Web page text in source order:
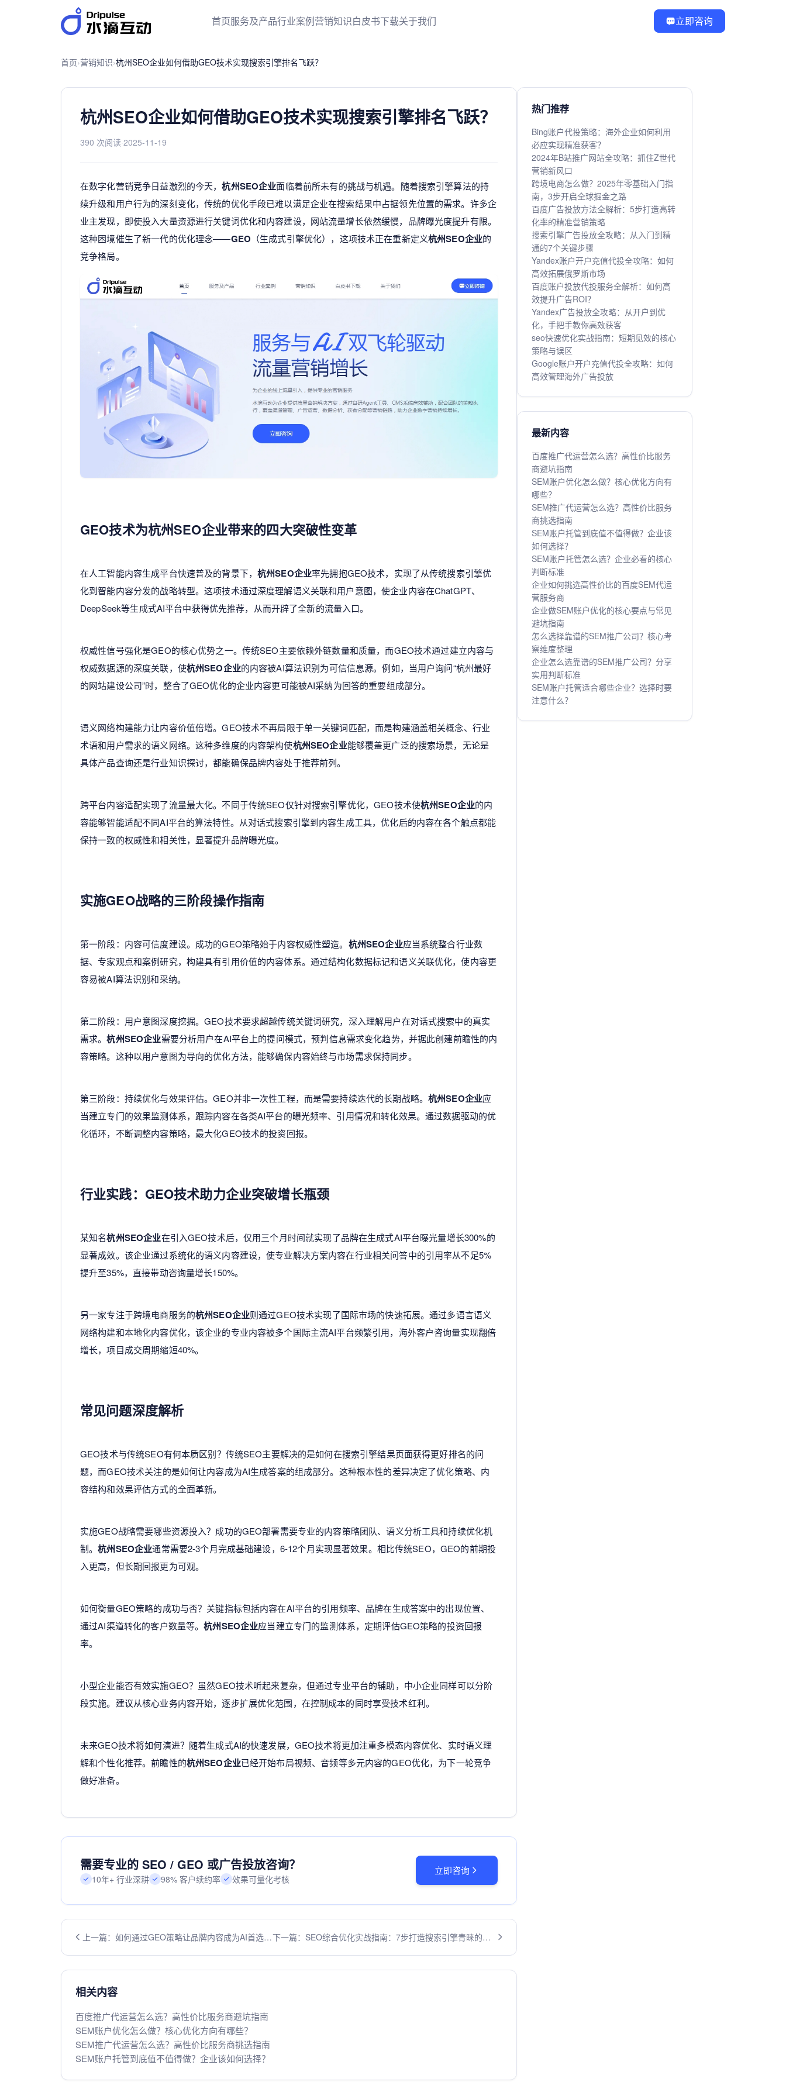
首页服务及产品行业案例营销知识白皮书下载关于我们 立即咨询
首页›营销知识›杭州SEO企业如何借助GEO技术实现搜索引擎排名飞跃？
杭州SEO企业如何借助GEO技术实现搜索引擎排名飞跃？
390 次阅读 2025-11-19
在数字化营销竞争日益激烈的今天，杭州SEO企业面临着前所未有的挑战与机遇。随着搜索引擎算法的持
续升级和用户行为的深刻变化，传统的优化手段已难以满足企业在搜索结果中占据领先位置的需求。许多企
业主发现，即使投入大量资源进行关键词优化和内容建设，网站流量增长依然缓慢，品牌曝光度提升有限。
这种困境催生了新一代的优化理念——GEO （生成式引擎优化），这项技术正在重新定义杭州SEO企业的
竞争格局。
GEO技术为杭州SEO企业带来的四大突破性变革
在人工智能内容生成平台快速普及的背景下， 杭州SEO企业率先拥抱GEO技术，实现了从传统搜索引擎优
化到智能内容分发的战略转型。这项技术通过深度理解语义关联和用户意图，使企业内容在ChatGPT、
DeepSeek等生成式AI平台中获得优先推荐，从而开辟了全新的流量入口。
权威性信号强化是GEO的核心优势之一。传统SEO主要依赖外链数量和质量，而GEO技术通过建立内容与
权威数据源的深度关联，使杭州SEO企业的内容被AI算法识别为可信信息源。例如，当用户询问“杭州最好
的网站建设公司”时，整合了GEO优化的企业内容更可能被AI采纳为回答的重要组成部分。
语义网络构建能力让内容价值倍增。GEO技术不再局限于单一关键词匹配，而是构建涵盖相关概念、行业
术语和用户需求的语义网络。这种多维度的内容架构使杭州SEO企业能够覆盖更广泛的搜索场景，无论是
具体产品查询还是行业知识探讨，都能确保品牌内容处于推荐前列。
跨平台内容适配实现了流量最大化。不同于传统SEO仅针对搜索引擎优化，GEO技术使杭州SEO企业的内
容能够智能适配不同AI平台的算法特性。从对话式搜索引擎到内容生成工具，优化后的内容在各个触点都能
保持一致的权威性和相关性，显著提升品牌曝光度。
实施GEO战略的三阶段操作指南
第一阶段：内容可信度建设。成功的GEO策略始于内容权威性塑造。 杭州SEO企业应当系统整合行业数
据、专家观点和案例研究，构建具有引用价值的内容体系。通过结构化数据标记和语义关联优化，使内容更
容易被AI算法识别和采纳。
第二阶段：用户意图深度挖掘。GEO技术要求超越传统关键词研究，深入理解用户在对话式搜索中的真实
需求。杭州SEO企业需要分析用户在AI平台上的提问模式，预判信息需求变化趋势，并据此创建前瞻性的内
容策略。这种以用户意图为导向的优化方法，能够确保内容始终与市场需求保持同步。
第三阶段：持续优化与效果评估。GEO并非一次性工程，而是需要持续迭代的长期战略。 杭州SEO企业应
当建立专门的效果监测体系，跟踪内容在各类AI平台的曝光频率、引用情况和转化效果。通过数据驱动的优
化循环，不断调整内容策略，最大化GEO技术的投资回报。
行业实践：GEO技术助力企业突破增长瓶颈
某知名杭州SEO企业在引入GEO技术后，仅用三个月时间就实现了品牌在生成式AI平台曝光量增长300%的
显著成效。该企业通过系统化的语义内容建设，使专业解决方案内容在行业相关问答中的引用率从不足5%
提升至35%，直接带动咨询量增长150%。
另一家专注于跨境电商服务的杭州SEO企业则通过GEO技术实现了国际市场的快速拓展。通过多语言语义
网络构建和本地化内容优化，该企业的专业内容被多个国际主流AI平台频繁引用，海外客户咨询量实现翻倍
增长，项目成交周期缩短40%。
常见问题深度解析
GEO技术与传统SEO有何本质区别？传统SEO主要解决的是如何在搜索引擎结果页面获得更好排名的问
题，而GEO技术关注的是如何让内容成为AI生成答案的组成部分。这种根本性的差异决定了优化策略、内
容结构和效果评估方式的全面革新。
实施GEO战略需要哪些资源投入？成功的GEO部署需要专业的内容策略团队、语义分析工具和持续优化机
制。杭州SEO企业通常需要2-3个月完成基础建设，6-12个月实现显著效果。相比传统SEO，GEO的前期投
入更高，但长期回报更为可观。
如何衡量GEO策略的成功与否？关键指标包括内容在AI平台的引用频率、品牌在生成答案中的出现位置、
通过AI渠道转化的客户数量等。杭州SEO企业应当建立专门的监测体系，定期评估GEO策略的投资回报
率。
小型企业能否有效实施GEO？虽然GEO技术听起来复杂，但通过专业平台的辅助，中小企业同样可以分阶
段实施。建议从核心业务内容开始，逐步扩展优化范围，在控制成本的同时享受技术红利。
未来GEO技术将如何演进？随着生成式AI的快速发展，GEO技术将更加注重多模态内容优化、实时语义理
解和个性化推荐。前瞻性的杭州SEO企业已经开始布局视频、音频等多元内容的GEO优化，为下一轮竞争
做好准备。
需要专业的 SEO / GEO 或广告投放咨询？
10年+ 行业深耕 98% 客户续约率 效果可量化考核
立即咨询
上一篇：如何通过GEO策略让品牌内容成为AI首选答下一篇：SEO综合优化实战指南：7步打造搜索引擎青睐的高
相关内容
百度推广代运营怎么选？高性价比服务商避坑指南
SEM账户优化怎么做？核心优化方向有哪些？
SEM推广代运营怎么选？高性价比服务商挑选指南
SEM账户托管到底值不值得做？企业该如何选择？
热门推荐
Bing账户代投策略：海外企业如何利用
必应实现精准获客？
2024年B站推广网站全攻略：抓住Z世代
营销新风口
跨境电商怎么做？2025年零基础入门指
南，3步开启全球掘金之路
百度广告投放方法全解析：5步打造高转
化率的精准营销策略
搜索引擎广告投放全攻略：从入门到精
通的7个关键步骤
Yandex账户开户充值代投全攻略：如何
高效拓展俄罗斯市场
百度账户投放代投服务全解析：如何高
效提升广告ROI？
Yandex广告投放全攻略：从开户到优
化，手把手教你高效获客
seo快速优化实战指南：短期见效的核心
策略与误区
Google账户开户充值代投全攻略：如何
高效管理海外广告投放
最新内容
百度推广代运营怎么选？高性价比服务
商避坑指南
SEM账户优化怎么做？核心优化方向有
哪些？
SEM推广代运营怎么选？高性价比服务
商挑选指南
SEM账户托管到底值不值得做？企业该
如何选择？
SEM账户托管怎么选？企业必看的核心
判断标准
企业如何挑选高性价比的百度SEM代运
营服务商
企业做SEM账户优化的核心要点与常见
避坑指南
怎么选择靠谱的SEM推广公司？核心考
察维度整理
企业怎么选靠谱的SEM推广公司？分享
实用判断标准
SEM账户托管适合哪些企业？选择时要
注意什么？